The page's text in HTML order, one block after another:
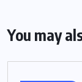
You may